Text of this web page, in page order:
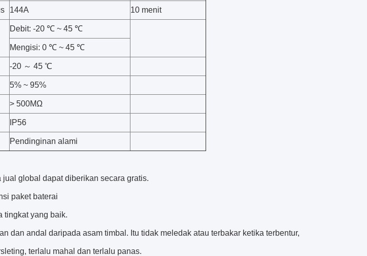
144A 10 menit
Debit: -20 ℃ ~ 45 ℃
Mengisi: 0 ℃ ~ 45 ℃
-20 ～ 45 ℃
5% ~ 95%
> 500MΩ
IP56
Pendinginan alami
global dapat diberikan secara gratis.
paket baterai
tingkat yang baik.
dan andal daripada asam timbal. Itu tidak meledak atau terbakar ketika terbentur,
terlalu mahal dan terlalu panas.